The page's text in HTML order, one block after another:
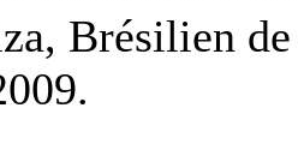
Brésilien de